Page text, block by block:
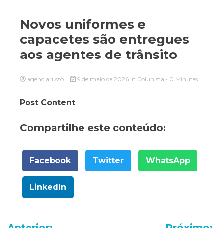
Novos uniformes e
capacetes são entregues
aos agentes de trânsito
agenciarusso 9 de maio de 2026 in Colunista - 0 Minutes
Post Content
Compartilhe este conteúdo:
Facebook Twitter WhatsApp
LinkedIn
Navegação